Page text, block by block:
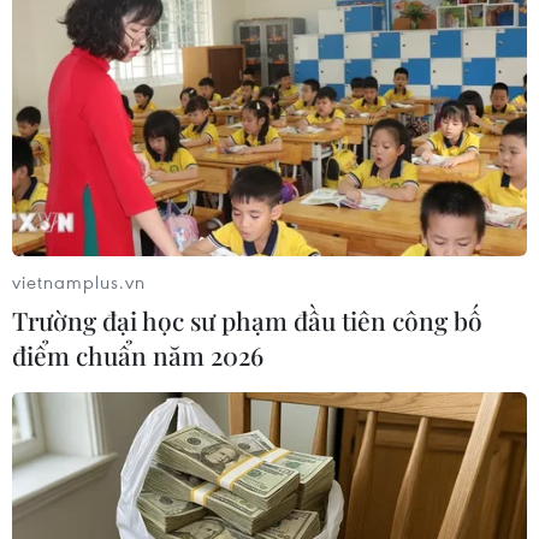
Hướng tới sự bền vững và “tự thoát nghèo”
Giảm nghèo bền vững là quá trình thực hiện sự
cải thiện đời sống vật chất, tinh thần cho người
có thu nhập thấp hướng tới việc nâng cao năng
lực tự thoát nghèo và không rơi trở lại trạng thái
nghèo.
vietnamplus.vn
Trường đại học sư phạm đầu tiên công bố
điểm chuẩn năm 2026